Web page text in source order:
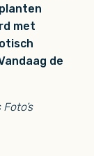
met
de